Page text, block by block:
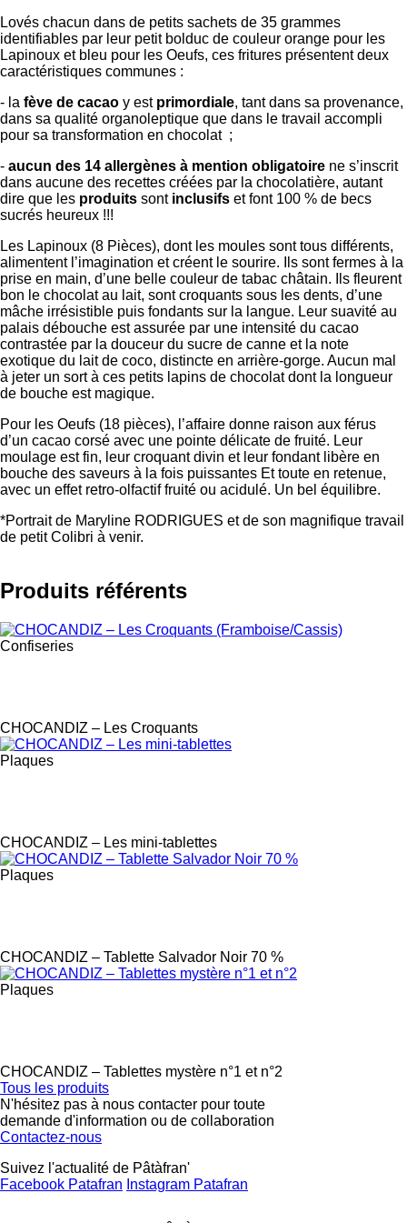
Lovés chacun dans de petits sachets de 35 grammes
identifiables par leur petit bolduc de couleur orange pour les
Lapinoux et bleu pour les Oeufs, ces fritures présentent deux
caractéristiques communes :
- la fève de cacao y est primordiale, tant dans sa provenance,
dans sa qualité organoleptique que dans le travail accompli
pour sa transformation en chocolat ;
- aucun des 14 allergènes à mention obligatoire ne s’inscrit
dans aucune des recettes créées par la chocolatière, autant
dire que les produits sontinclusifs et font 100 % de becs
sucrés heureux !!!
Les Lapinoux (8 Pièces), dont les moules sont tous différents,
alimentent l’imagination et créent le sourire. Ils sont fermes à la
prise en main, d’une belle couleur de tabac châtain. Ils fleurent
bon le chocolat au lait, sont croquants sous les dents, d’une
mâche irrésistible puis fondants sur la langue. Leur suavité au
palais débouche est assurée par une intensité du cacao
contrastée par la douceur du sucre de canne et la note
exotique du lait de coco, distincte en arrière-gorge. Aucun mal
à jeter un sort à ces petits lapins de chocolat dont la longueur
de bouche est magique.
Pour les Oeufs (18 pièces), l’affaire donne raison aux férus
d’un cacao corsé avec une pointe délicate de fruité. Leur
moulage est fin, leur croquant divin et leur fondant libère en
bouche des saveurs à la fois puissantes Et toute en retenue,
avec un effet retro-olfactif fruité ou acidulé. Un bel équilibre.
*Portrait de Maryline RODRIGUES et de son magnifique travail
de petit Colibri à venir.
Produits référents
Confiseries
CHOCANDIZ – Les Croquants
Plaques
CHOCANDIZ – Les mini-tablettes
Plaques
CHOCANDIZ – Tablette Salvador Noir 70 %
Plaques
CHOCANDIZ – Tablettes mystère n°1 et n°2
Tous les produits
N'hésitez pas à nous contacter pour toute
demande d'information ou de collaboration
Contactez-nous
Suivez l'actualité de Pâtàfran'
Facebook Patafran Instagram Patafran